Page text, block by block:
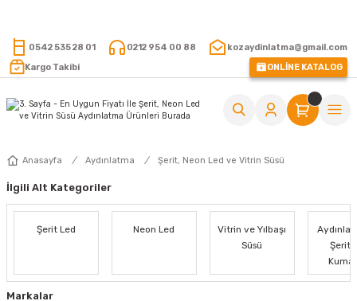
0542 535 28 01 0212 954 00 88
kozaydinlatma@gmail.com
Kargo Takibi
ONLİNE KATALOG
Anasayfa Aydınlatma Şerit, Neon Led ve Vitrin Süsü
İlgili Alt Kategoriler
Şerit Led Neon Led
Vitrin ve Yılbaşı
Süsü
Şerit
Markalar